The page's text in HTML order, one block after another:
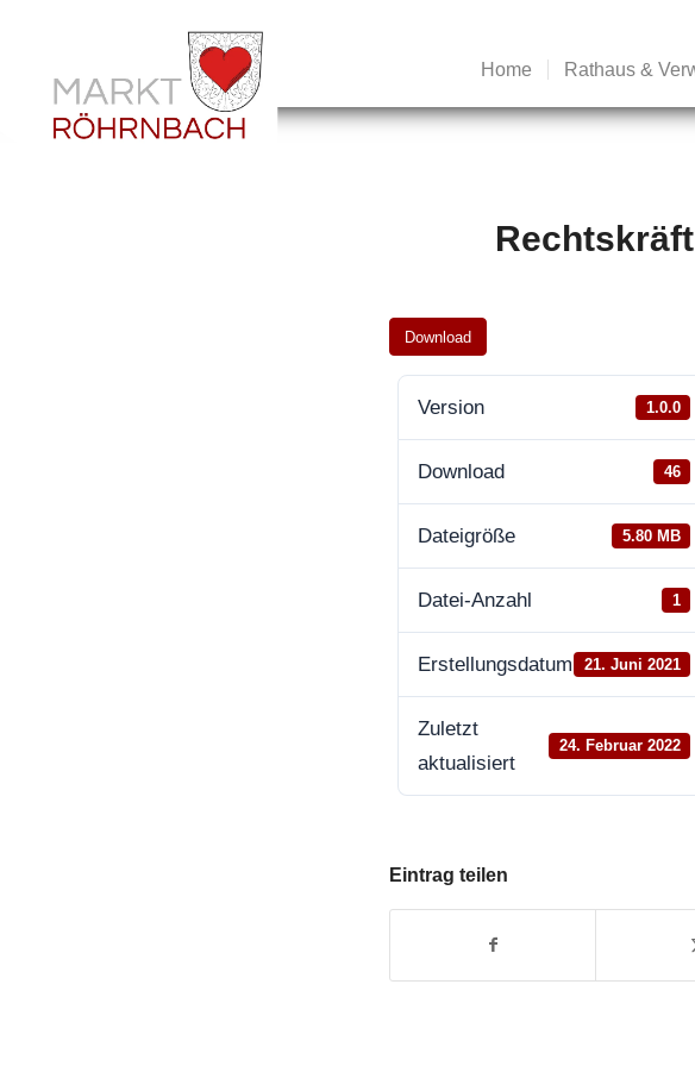
Home Rathaus &
Download
Version 1.0.0
Download 46
Dateigröße 5.80 MB
Datei-Anzahl 1
Erstellungsdatum 21. Juni 2021
Zuletzt
aktualisiert
24. Februar 2022
Eintrag teilen